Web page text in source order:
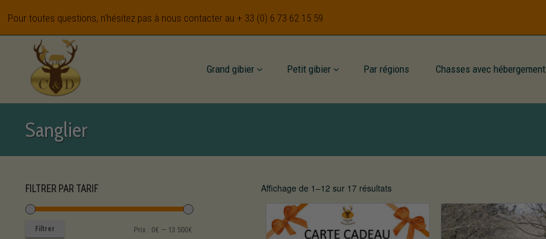
Pour toutes questions, n'hésitez pas à nous contacter au + 33 (0) 6 73 62 15 59
Grand gibier Petit gibier Par régions Chasses avec hébergement
Sanglier
Affichage de 1–12 sur 17 résultats
FILTRER PAR TARIF
Filtrer Prix : 0€ — 13 500€